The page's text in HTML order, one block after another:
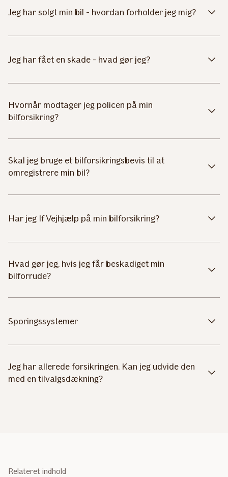
Jeg har solgt min bil - hvordan forholder jeg mig?
Jeg har fået en skade - hvad gør jeg?
Hvornår modtager jeg policen på min
bilforsikring?
Skal jeg bruge et bilforsikringsbevis til at
omregistrere min bil?
Har jeg If Vejhjælp på min bilforsikring?
Hvad gør jeg, hvis jeg får beskadiget min
bilforrude?
Sporingssystemer
Jeg har allerede forsikringen. Kan jeg udvide den
med en tilvalgsdækning?
Relateret indhold